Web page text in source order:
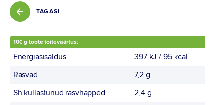
TAGASI
100 g toote toiteväärtus:
Energiasisaldus
397 kJ / 95 kcal
Rasvad
7,2 g
Sh küllastunud rasvhapped
2,4 g